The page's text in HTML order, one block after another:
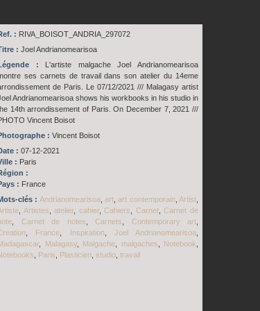
: RIVA_BOISOT_ANDRIA_297072
: Joel Andrianomearisoa
: L'artiste malgache Joel Andrianomearisoa
ses carnets de travail dans son atelier du 14eme
de Paris. Le 07/12/2021 /// Malagasy artist
Andrianomearisoa shows his workbooks in his studio in
14th arrondissement of Paris. On December 7, 2021 ///
Vincent Boisot
: Vincent Boisot
: 07-12-2021
: Paris
:
: France
clés : Andrianomearisoa ,art ,art contemporain,Artist
Artistes ,atelier, cahier,Cahiers Carnet,Carnet de
Carnet de notes Carnets Contemporary art
France Inspiration, Joel Andrianomearisoa
, Malagasy, Malgache malgaches Notebook
Paris Plasticien studio travail